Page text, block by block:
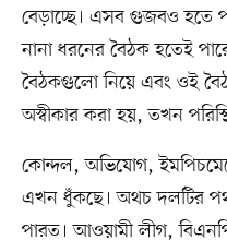
বেড়াচ্ছে। এসব গুজবও হতে
নানা ধরনের বৈঠক হতেই
বৈঠকগুলো নিয়ে এবং ওই
অস্বীকার করা হয়, তখন
কোন্দল, অভিযোগ,
এখন ধুঁকছে। অথচ দলটির
পারত। আওয়ামী লীগ,